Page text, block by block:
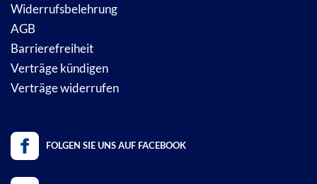
Widerrufsbelehrung
AGB
Barrierefreiheit
Verträge kündigen
Verträge widerrufen
FOLGEN SIE UNS AUF FACEBOOK